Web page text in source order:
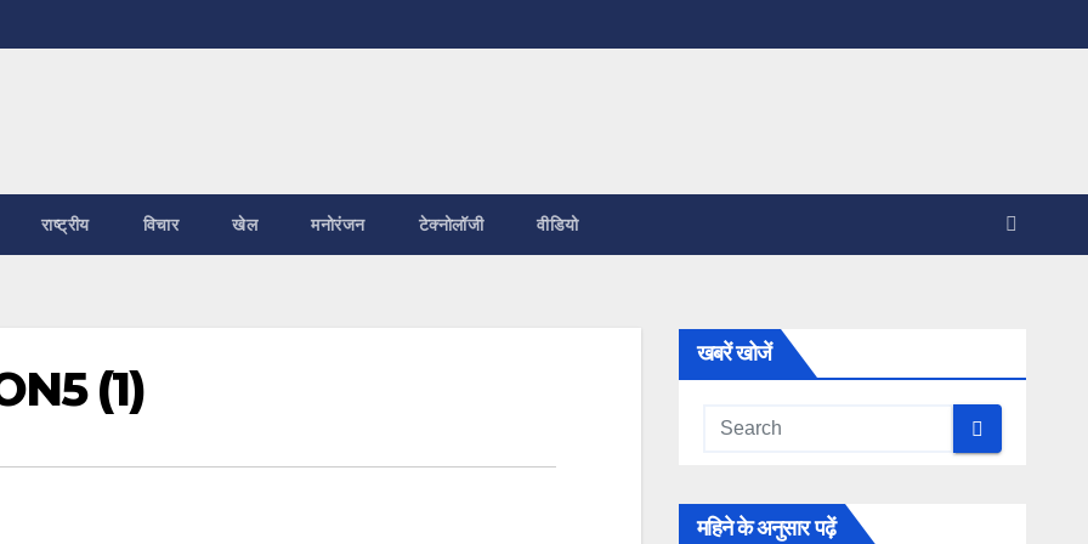
राष्ट्रीय विचार खेल मनोरंजन टेक्नोलॉजी वीडियो
(1)
खबरें खोजें
महिने के अनुसार पढ़ें